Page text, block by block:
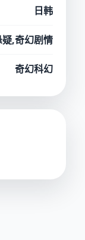
日韩
疑,奇幻剧情
奇幻科幻